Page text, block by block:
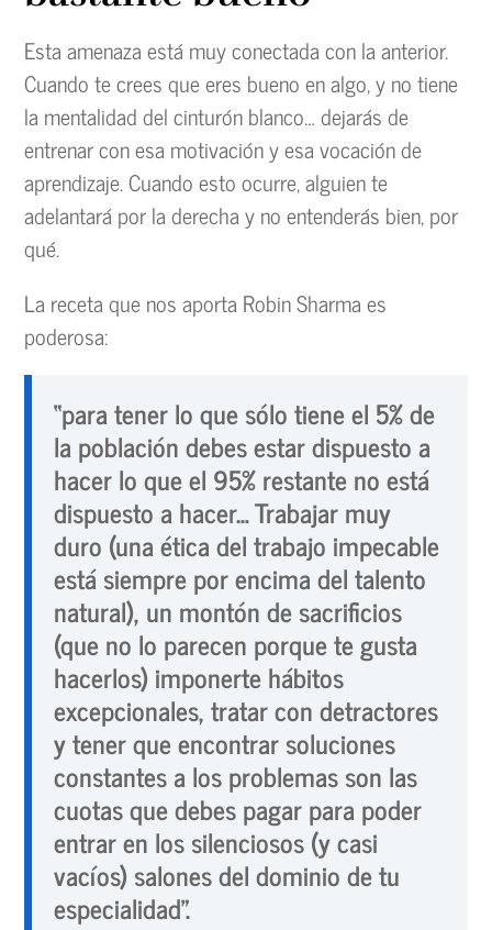
Esta amenaza está muy conectada con la anterior.
Cuando te crees que eres bueno en algo, y no tiene
la mentalidad del cinturón blanco… dejarás de
entrenar con esa motivación y esa vocación de
aprendizaje. Cuando esto ocurre, alguien te
adelantará por la derecha y no entenderás bien, por
qué.
La receta que nos aporta Robin Sharma es
poderosa:
“para tener lo que sólo tiene el 5% de
la población debes estar dispuesto a
hacer lo que el 95% restante no está
dispuesto a hacer… Trabajar muy
duro (una ética del trabajo impecable
está siempre por encima del talento
natural), un montón de sacrificios
(que no lo parecen porque te gusta
hacerlos) imponerte hábitos
excepcionales, tratar con detractores
y tener que encontrar soluciones
constantes a los problemas son las
cuotas que debes pagar para poder
entrar en los silenciosos (y casi
vacíos) salones del dominio de tu
especialidad”.